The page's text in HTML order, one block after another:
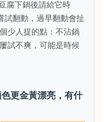
腐下鍋後請給它時
試翻動，過早翻動會扯
少人提的點：不沾鍋
試不爽，可能是時候
更金黃漂亮，有什